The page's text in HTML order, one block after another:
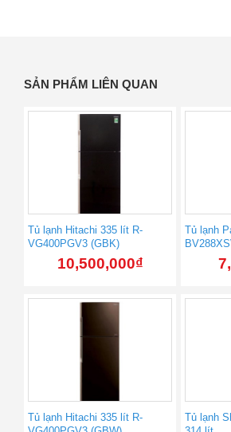
SẢN PHẨM LIÊN QUAN
Tủ lạnh Hitachi 335 lít R-
VG400PGV3 (GBK)
10,500,000₫
Tủ lạnh
Tủ lạnh Hitachi 335 lít R-
Tủ lạnh